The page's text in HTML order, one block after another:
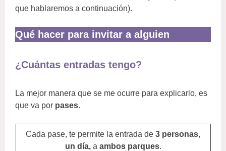
que hablaremos a continuación).
Qué hacer para invitar a alguien
¿Cuántas entradas tengo?
La mejor manera que se me ocurre para explicarlo, es
que va por pases.
Cada pase, te permite la entrada de 3 personas,
un día,a ambos parques.